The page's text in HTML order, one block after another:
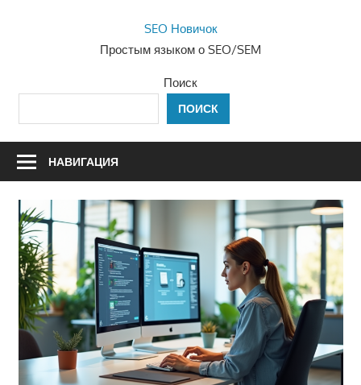
SEO Новичок
Простым языком о SEO/SEM
Поиск
ПОИСК
НАВИГАЦИЯ